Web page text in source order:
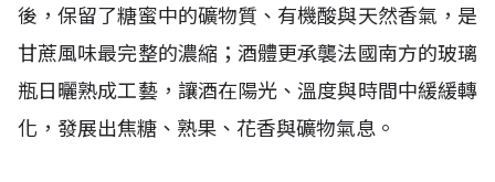
後，保留了糖蜜中的礦物質、有機酸與天然香氣，是
甘蔗風味最完整的濃縮；酒體更承襲法國南方的玻璃
瓶日曬熟成工藝，讓酒在陽光、溫度與時間中緩緩轉
化，發展出焦糖、熟果、花香與礦物氣息。